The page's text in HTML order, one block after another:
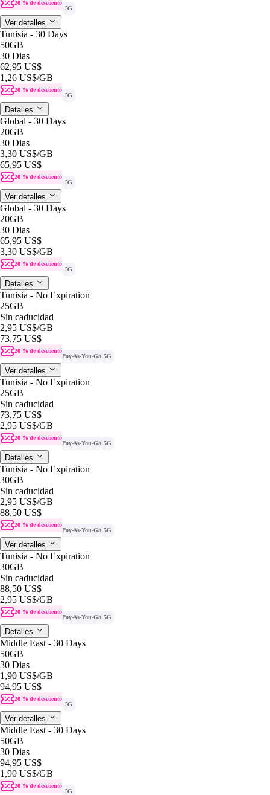
20 % de descuento
5G
Ver detalles
Tunisia - 30 Days
50GB
30 Dias
62,95 US$
1,26 US$/GB
20 % de descuento
5G
Detalles
Global - 30 Days
20GB
30 Dias
3,30 US$/GB
65,95 US$
20 % de descuento
5G
Ver detalles
Global - 30 Days
20GB
30 Dias
65,95 US$
3,30 US$/GB
20 % de descuento
5G
Detalles
Tunisia - No Expiration
25GB
Sin caducidad
2,95 US$/GB
73,75 US$
20 % de descuento
Pay-As-You-Go 5G
Ver detalles
Tunisia - No Expiration
25GB
Sin caducidad
73,75 US$
2,95 US$/GB
20 % de descuento
Pay-As-You-Go 5G
Detalles
Tunisia - No Expiration
30GB
Sin caducidad
2,95 US$/GB
88,50 US$
20 % de descuento
Pay-As-You-Go 5G
Ver detalles
Tunisia - No Expiration
30GB
Sin caducidad
88,50 US$
2,95 US$/GB
20 % de descuento
Pay-As-You-Go 5G
Detalles
Middle East - 30 Days
50GB
30 Dias
1,90 US$/GB
94,95 US$
20 % de descuento
5G
Ver detalles
Middle East - 30 Days
50GB
30 Dias
94,95 US$
1,90 US$/GB
20 % de descuento
5G